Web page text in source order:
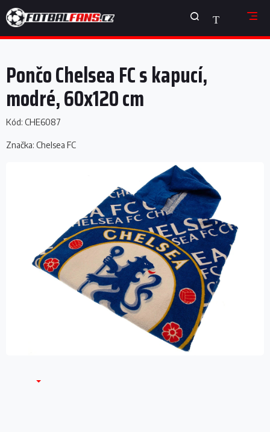
na
obsah
NÁKUPNÍ
KOŠÍK
Pončo Chelsea FC s kapucí,
modré, 60x120 cm
Kód: CHE6087
Značka: Chelsea FC